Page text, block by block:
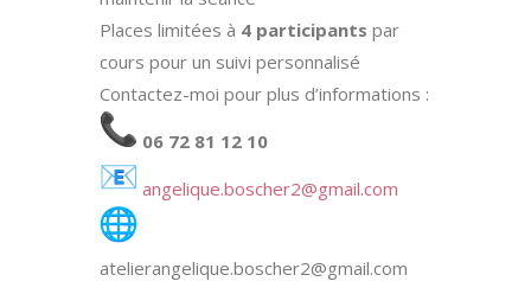
Places limitées à 4 participants par
cours pour un suivi personnalisé
Contactez-moi pour plus d’informations :
06 72 81 12 10
angelique.boscher2@gmail.com
atelierangelique.boscher2@gmail.com